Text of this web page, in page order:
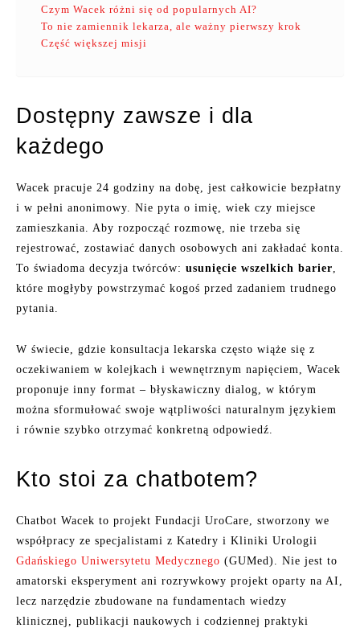
Czym Wacek różni się od popularnych AI?
To nie zamiennik lekarza, ale ważny pierwszy krok
Część większej misji
Dostępny zawsze i dla
każdego
Wacek pracuje 24 godziny na dobę, jest całkowicie bezpłatny
i w pełni anonimowy. Nie pyta o imię, wiek czy miejsce
zamieszkania. Aby rozpocząć rozmowę, nie trzeba się
rejestrować, zostawiać danych osobowych ani zakładać konta.
To świadoma decyzja twórców: usunięcie wszelkich barier,
które mogłyby powstrzymać kogoś przed zadaniem trudnego
pytania.
W świecie, gdzie konsultacja lekarska często wiąże się z
oczekiwaniem w kolejkach i wewnętrznym napięciem, Wacek
proponuje inny format – błyskawiczny dialog, w którym
można sformułować swoje wątpliwości naturalnym językiem
i równie szybko otrzymać konkretną odpowiedź.
Kto stoi za chatbotem?
Chatbot Wacek to projekt Fundacji UroCare, stworzony we
współpracy ze specjalistami z Katedry i Kliniki Urologii
Gdańskiego Uniwersytetu Medycznego (GUMed). Nie jest to
amatorski eksperyment ani rozrywkowy projekt oparty na AI,
lecz narzędzie zbudowane na fundamentach wiedzy
klinicznej, publikacji naukowych i codziennej praktyki